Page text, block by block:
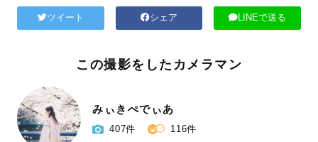
ツイート シェア LINEで送る
この撮影をしたカメラマン
みぃきぺでぃあ
407件 116件